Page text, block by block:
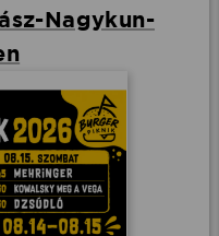
Nagykun-